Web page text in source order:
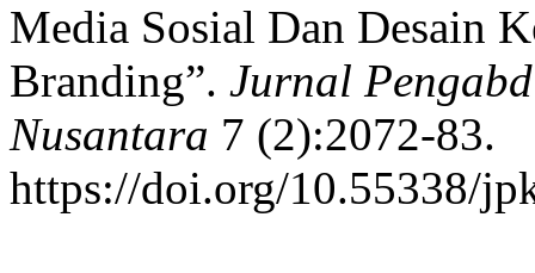
Media Sosial Dan Desain
Branding”. Jurnal
Nusantara 7 (2):2072-83.
https://doi.org/10.55338/